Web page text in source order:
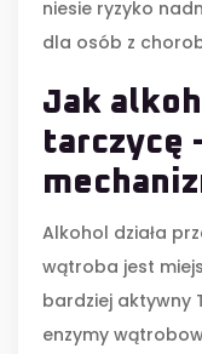
niesie ryzyko
dla osób z
Jak
tarczycę
Alkohol działa
wątroba jest
bardziej aktywny
enzymy